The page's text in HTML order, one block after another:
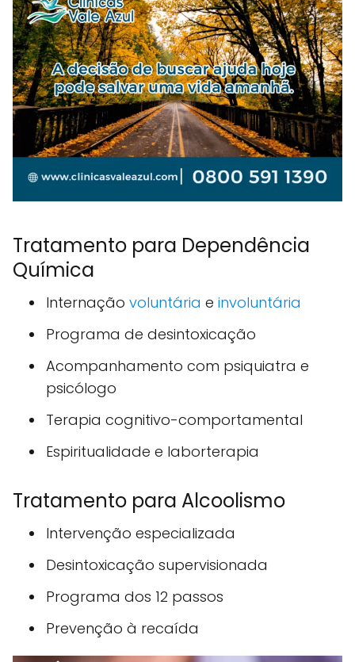
Tratamento para Dependência
Química
Internação voluntária e involuntária
Programa de desintoxicação
Acompanhamento com psiquiatra e
psicólogo
Terapia cognitivo-comportamental
Espiritualidade e laborterapia
Tratamento para Alcoolismo
Intervenção especializada
Desintoxicação supervisionada
Programa dos 12 passos
Prevenção à recaída